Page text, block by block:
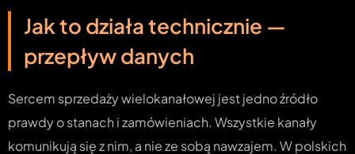
Jak to działa technicznie —
przepływ danych
Sercem sprzedaży wielokanałowej jest jedno źródło
prawdy o stanach i zamówieniach. Wszystkie kanały
komunikują się z nim, a nie ze sobą nawzajem. W polskich